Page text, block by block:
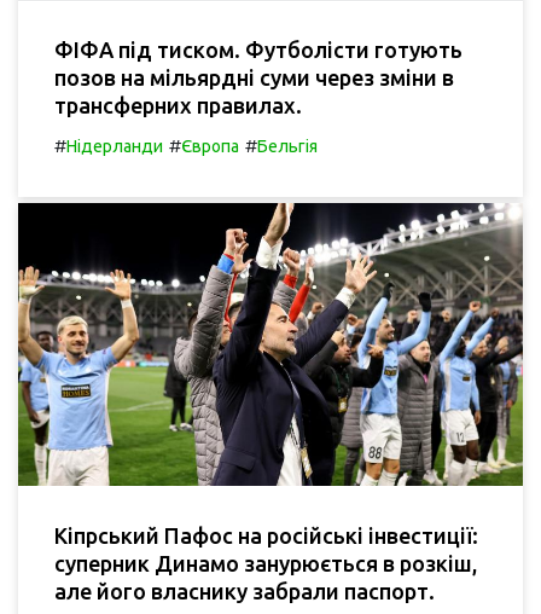
ФІФА під тиском. Футболісти готують
позов на мільярдні суми через зміни в
трансферних правилах.
#Нідерланди #Європа #Бельгія
Кіпрський Пафос на російські інвестиції:
суперник Динамо занурюється в розкіш,
але його власнику забрали паспорт.